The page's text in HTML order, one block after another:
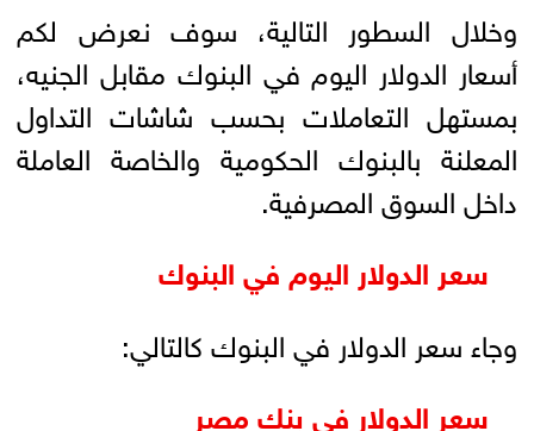
وخلال السطور التالية، سوف نعرض لكم
أسعار الدولار اليوم في البنوك مقابل الجنيه،
بمستهل التعاملات بحسب شاشات التداول
المعلنة بالبنوك الحكومية والخاصة العاملة
داخل السوق المصرفية.
سعر الدولار اليوم في البنوك
وجاء سعر الدولار في البنوك كالتالي:
سعر الدولار في بنك مصر